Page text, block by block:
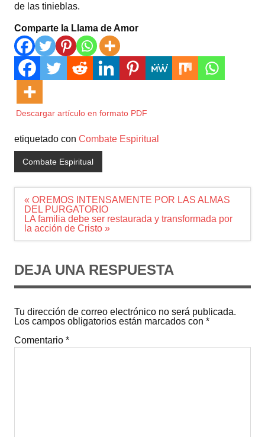
de las tinieblas.
Comparte la Llama de Amor
Descargar artículo en formato PDF
etiquetado con Combate Espiritual
Combate Espiritual
Navegación
de
entradas
« OREMOS INTENSAMENTE POR LAS ALMAS
DEL PURGATORIO
LA familia debe ser restaurada y transformada por
la acción de Cristo »
DEJA UNA RESPUESTA
Tu dirección de correo electrónico no será publicada.
Los campos obligatorios están marcados con *
Comentario *